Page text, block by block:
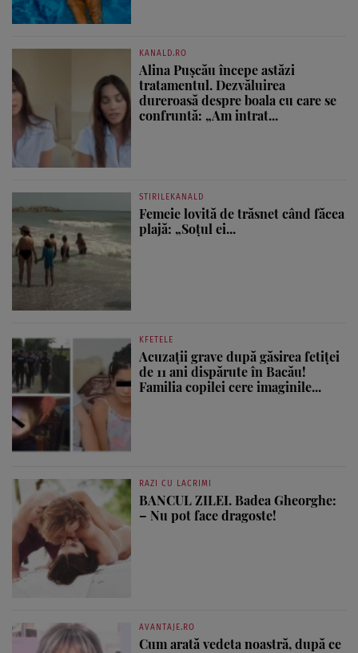
KANALD.RO
Alina Pușcău începe astăzi
tratamentul. Dezvăluirea
dureroasă despre boala cu care se
confruntă: „Am intrat...
STIRILEKANALD
Femeie lovită de trăsnet când făcea
plajă: „Soțul ei...
KFETELE
Acuzații grave după găsirea fetiței
de 11 ani dispărute în Bacău!
Familia copilei cere imaginile...
RAZI CU LACRIMI
BANCUL ZILEI. Badea Gheorghe:
– Nu pot face dragoste!
AVANTAJE.RO
Cum arată vedeta noastră, după ce